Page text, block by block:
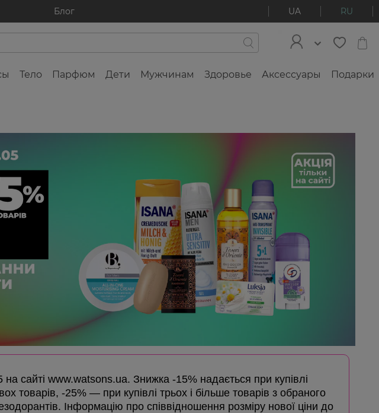
Блог UA RU
Тело Парфюм Дети Мужчинам Здоровье Аксессуары Подарки
сайті www.watsons.ua. Знижка -15% надається при купівлі
товарів, -25% — при купівлі трьох і більше товарів з обраного
Інформацію про співвідношення розміру нової ціни до